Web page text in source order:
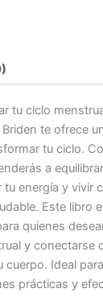
tu ciclo
te ofrece
tu ciclo.
a
tu energía y vivir
Este libro
quienes
y conectarse
Ideal
prácticas y